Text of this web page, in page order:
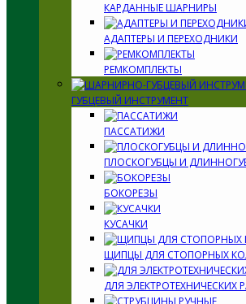
КАРДАННЫЕ ШАРНИРЫ
АДАПТЕРЫ И ПЕРЕХОДНИКИ
РЕМКОМПЛЕКТЫ
ГУБЦЕВЫЙ ИНСТРУМЕНТ
ПАССАТИЖИ
ПЛОСКОГУБЦЫ И
БОКОРЕЗЫ
КУСАЧКИ
ЩИПЦЫ ДЛЯ СТОПОРНЫХ
ДЛЯ ЭЛЕКТРОТЕХНИЧЕСКИХ